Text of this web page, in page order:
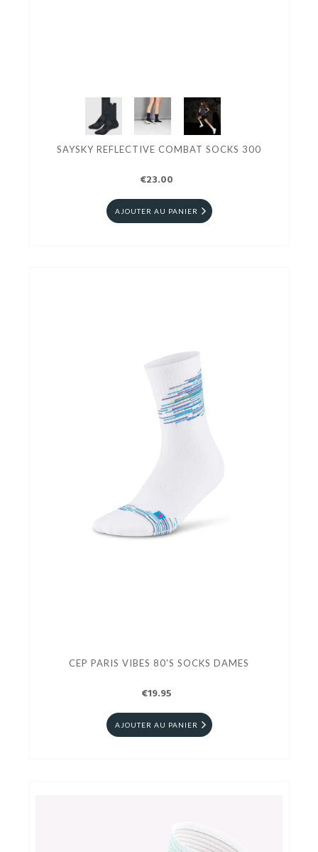
SAYSKY REFLECTIVE COMBAT SOCKS 300
€23.00
AJOUTER AU PANIER
CEP PARIS VIBES 80'S SOCKS DAMES
€19.95
AJOUTER AU PANIER